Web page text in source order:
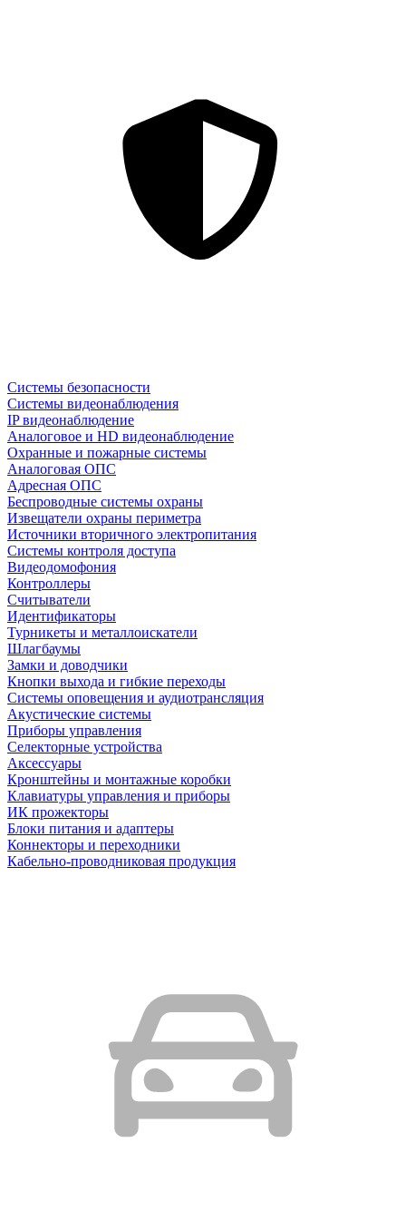
Системы безопасности
Системы видеонаблюдения
IP видеонаблюдение
Аналоговое и HD видеонаблюдение
Охранные и пожарные системы
Аналоговая ОПС
Адресная ОПС
Беспроводные системы охраны
Извещатели охраны периметра
Источники вторичного электропитания
Системы контроля доступа
Видеодомофония
Контроллеры
Считыватели
Идентификаторы
Турникеты и металлоискатели
Шлагбаумы
Замки и доводчики
Кнопки выхода и гибкие переходы
Системы оповещения и аудиотрансляция
Акустические системы
Приборы управления
Селекторные устройства
Аксессуары
Кронштейны и монтажные коробки
Клавиатуры управления и приборы
ИК прожекторы
Блоки питания и адаптеры
Коннекторы и переходники
Кабельно-проводниковая продукция